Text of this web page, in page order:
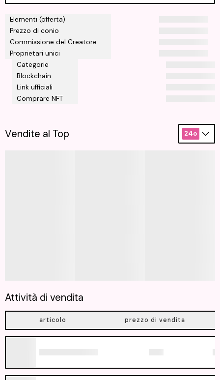
Elementi (offerta)
Prezzo di conio
Commissione del Creatore
Proprietari unici
Categorie
Blockchain
Link ufficiali
Comprare NFT
Vendite al Top 24o
Attività di vendita
articolo prezzo di vendita